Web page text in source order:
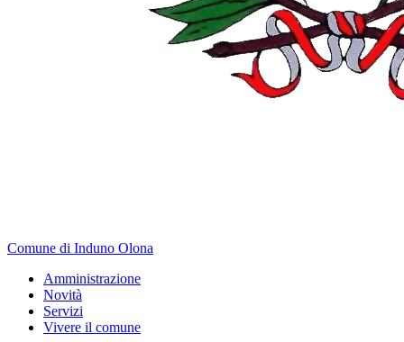
Comune di Induno Olona
Amministrazione
Novità
Servizi
Vivere il comune